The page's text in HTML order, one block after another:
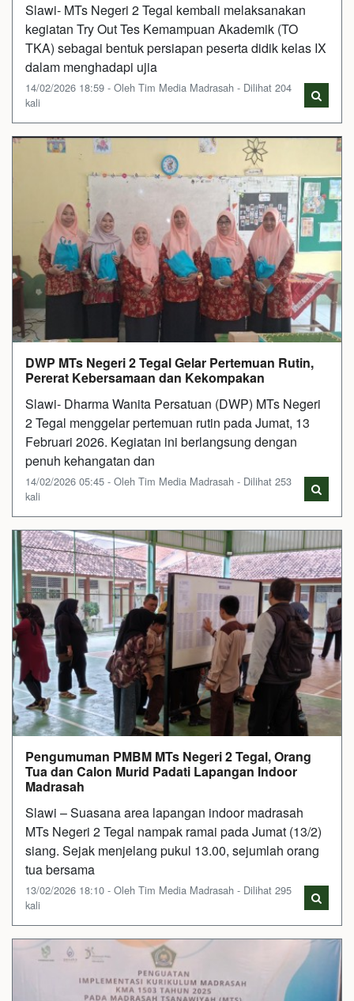
Slawi- MTs Negeri 2 Tegal kembali melaksanakan
kegiatan Try Out Tes Kemampuan Akademik (TO
TKA) sebagai bentuk persiapan peserta didik kelas IX
dalam menghadapi ujia
14/02/2026 18:59 - Oleh Tim Media Madrasah - Dilihat 204
kali
DWP MTs Negeri 2 Tegal Gelar Pertemuan Rutin,
Pererat Kebersamaan dan Kekompakan
Slawi- Dharma Wanita Persatuan (DWP) MTs Negeri
2 Tegal menggelar pertemuan rutin pada Jumat, 13
Februari 2026. Kegiatan ini berlangsung dengan
penuh kehangatan dan
14/02/2026 05:45 - Oleh Tim Media Madrasah - Dilihat 253
kali
Pengumuman PMBM MTs Negeri 2 Tegal, Orang
Tua dan Calon Murid Padati Lapangan Indoor
Madrasah
Slawi – Suasana area lapangan indoor madrasah
MTs Negeri 2 Tegal nampak ramai pada Jumat (13/2)
siang. Sejak menjelang pukul 13.00, sejumlah orang
tua bersama
13/02/2026 18:10 - Oleh Tim Media Madrasah - Dilihat 295
kali